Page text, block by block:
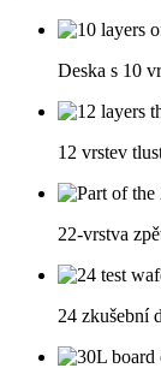
Deska s 10
12 vrstev
22-vrstva
24 zkušební